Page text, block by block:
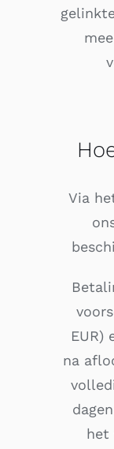
Via
EUR)
na
het